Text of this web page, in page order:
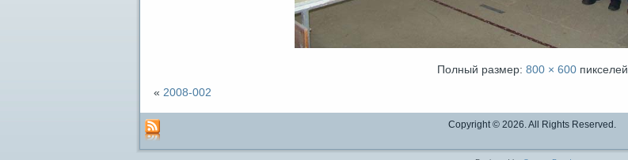
Полный размер: 800 × 600пикселей
« 2008-002
Copyright © 2026. All Rights Reserved.